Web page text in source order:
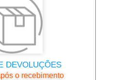
DEVOLUÇÕES
o recebimento